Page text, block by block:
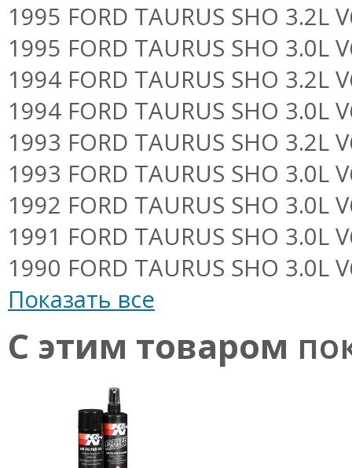
1995 FORD TAURUS SHO 3.2L
1995 FORD TAURUS SHO 3.0L
1994 FORD TAURUS SHO 3.2L
1994 FORD TAURUS SHO 3.0L
1993 FORD TAURUS SHO 3.2L
1993 FORD TAURUS SHO 3.0L
1992 FORD TAURUS SHO 3.0L
1991 FORD TAURUS SHO 3.0L
1990 FORD TAURUS SHO 3.0L
Показать все
С этим товаром